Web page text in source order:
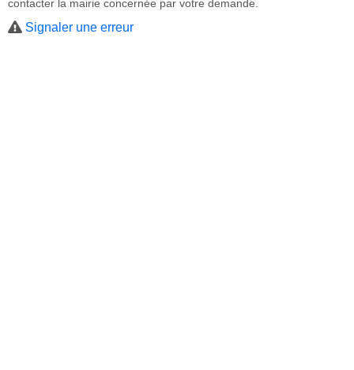
contacter la mairie concernée par votre demande.
Signaler une erreur